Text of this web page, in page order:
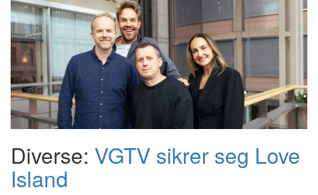
Diverse: VGTV sikrer seg Love
Island